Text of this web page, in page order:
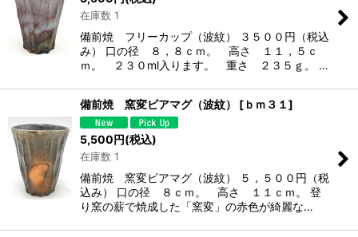
在庫数 1
備前焼 フリーカップ（波紋） ３５００円（税込
み） 口の径 ８，８ｃｍ。 高さ １１，５ｃ
ｍ。 ２３０ml入ります。 重さ ２３５ｇ。 …
備前焼 窯変ビアマグ（波紋） [ ｂｍ３１]
5,500円(税込)
在庫数 1
備前焼 窯変ビアマグ（波紋） ５，５００円（税
込み） 口の径 ８ｃｍ。 高さ １１ｃｍ。 登
り窯の薪で焼成した「窯変」の赤色が綺麗な…